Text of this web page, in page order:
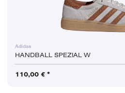
Adidas
HANDBALL SPEZIAL W
110,00 € *